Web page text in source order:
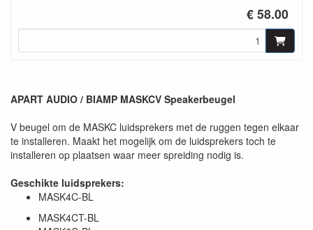
€ 58.00
APART AUDIO / BIAMP MASKCV Speakerbeugel
V beugel om de MASKC luidsprekers met de ruggen tegen elkaar
te installeren. Maakt het mogelijk om de luidsprekers toch te
installeren op plaatsen waar meer spreiding nodig is.
Geschikte luidsprekers:
MASK4C-BL
MASK4CT-BL